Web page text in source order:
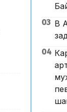
14:05,
рет
03 В
04